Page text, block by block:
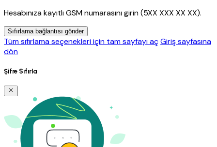
Hesabınıza kayıtlı GSM numarasını girin (5XX XXX XX XX).
Sıfırlama bağlantısı gönder
Tüm sıfırlama seçenekleri için tam sayfayı açGiriş sayfasına
dön
Şifre Sıfırla